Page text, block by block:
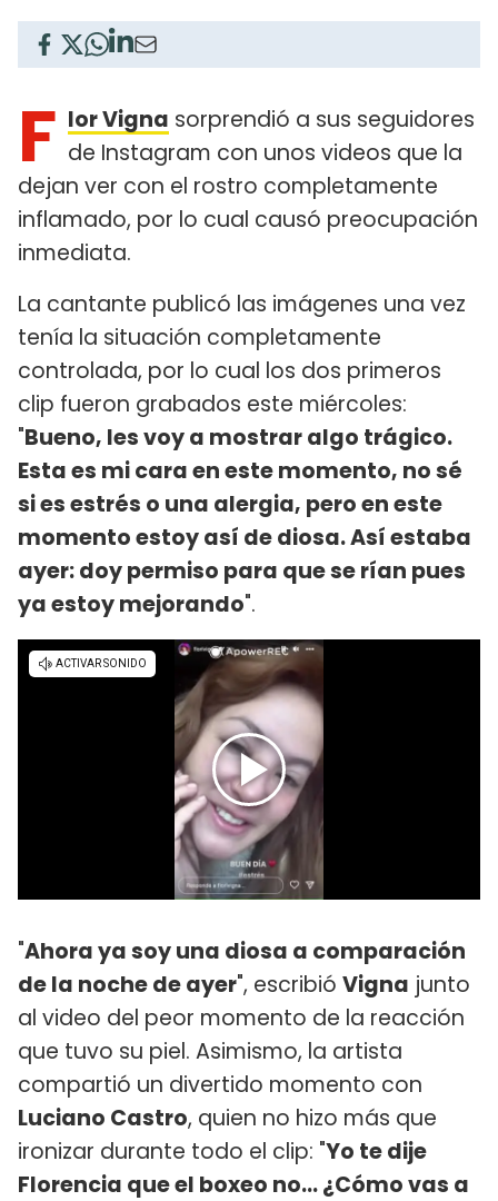
F lor Vigna sorprendió a sus seguidores
de Instagram con unos videos que la
dejan ver con el rostro completamente
inflamado, por lo cual causó preocupación
inmediata.
La cantante publicó las imágenes una vez
tenía la situación completamente
controlada, por lo cual los dos primeros
clip fueron grabados este miércoles:
"Bueno, les voy a mostrar algo trágico.
Esta es mi cara en este momento, no sé
si es estrés o una alergia, pero en este
momento estoy así de diosa. Así estaba
ayer: doy permiso para que se rían pues
ya estoy mejorando".
"Ahora ya soy una diosa a comparación
de la noche de ayer", escribió Vigna junto
al video del peor momento de la reacción
que tuvo su piel. Asimismo, la artista
compartió un divertido momento con
Luciano Castro, quien no hizo más que
ironizar durante todo el clip: "Yo te dije
Florencia que el boxeo no... ¿Cómo vas a